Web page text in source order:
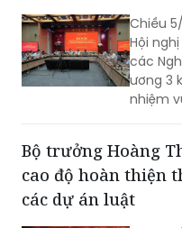
Chiều
Hội
các
ương 3
nhiệm
Bộ trưởng Hoàng
cao độ hoàn thiện
các dự án luật